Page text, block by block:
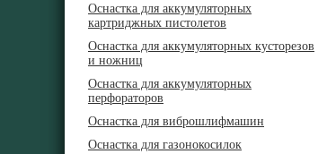
Оснастка для аккумуляторных
картриджных пистолетов
Оснастка для аккумуляторных кусторезов
и ножниц
Оснастка для аккумуляторных
перфораторов
Оснастка для виброшлифмашин
Оснастка для газонокосилок